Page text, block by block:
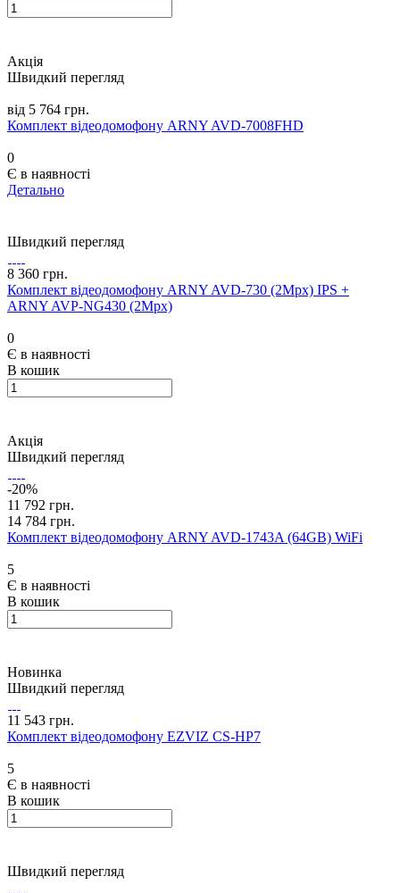
Акція
Швидкий перегляд
від 5 764 грн.
Комплект відеодомофону ARNY AVD-7008FHD
0
Є в наявності
Детально
Швидкий перегляд
8 360 грн.
Комплект відеодомофону ARNY AVD-730 (2Mpx) IPS +
ARNY AVP-NG430 (2Mpx)
0
Є в наявності
В кошик
Акція
Швидкий перегляд
-20%
11 792 грн.
14 784 грн.
Комплект відеодомофону ARNY AVD-1743A (64GB) WiFi
5
Є в наявності
В кошик
Новинка
Швидкий перегляд
11 543 грн.
Комплект відеодомофону EZVIZ CS-HP7
5
Є в наявності
В кошик
Швидкий перегляд